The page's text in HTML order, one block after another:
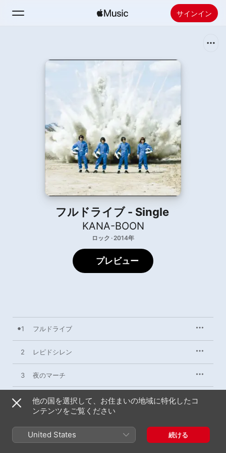
サインイン
Apple Musicをインストール
フルドライブ - Single
KANA-BOON
ロック · 2014年
プレビュー
1 フルドライブ
2 レピドシレン
3 夜のマーチ
2014年5月21日
℗ 2014 Sony Music Entertainment (Japan) Inc.
他の国を選択して、お住まいの地域に特化したコ
ンテンツをご覧ください
United States 続ける